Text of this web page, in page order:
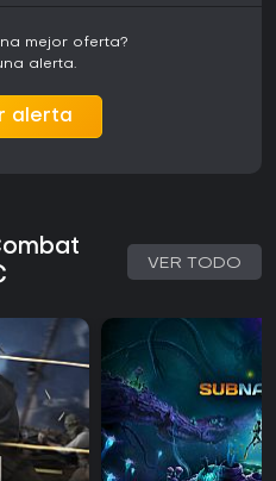
mejor oferta?
alerta.
alerta
VER TODO